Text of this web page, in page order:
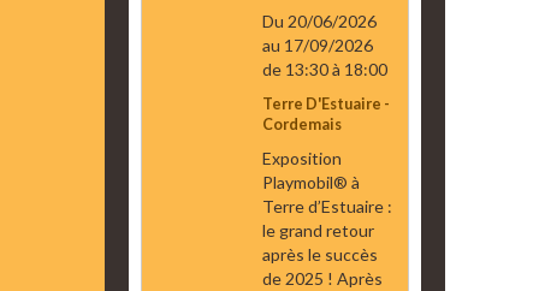
Du 20/06/2026
au 17/09/2026
de 13:30à 18:00
Terre D'Estuaire -
Cordemais
Exposition
Playmobil® à
Terre d’Estuaire :
le grand retour
après le succès
de 2025 ! Après